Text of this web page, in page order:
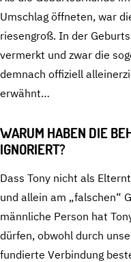
Umschlag öffneten, war
riesengroß. In der
vermerkt und zwar die
demnach offiziell
erwähnt…
WARUM HABEN DIE
IGNORIERT?
Dass Tony nicht als
und allein am „falschen“
männliche Person hat
dürfen, obwohl durch
fundierte Verbindung